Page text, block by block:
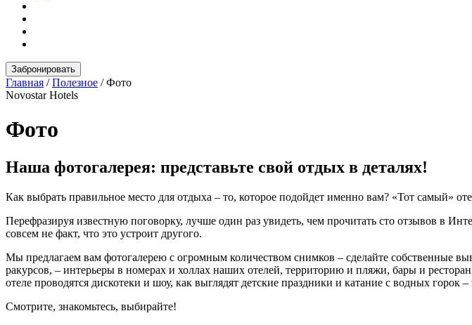
Забронировать
Главная /Полезное /Фото
Novostar Hotels
Фото
Наша фотогалерея: представьте свой отдых в деталях!
Как выбрать правильное место для отдыха – то, которое подойдет именно вам? «Тот самый»
Перефразируя известную поговорку, лучше один раз увидеть, чем прочитать сто отзывов в
совсем не факт, что это устроит другого.
Мы предлагаем вам фотогалерею с огромным количеством снимков – сделайте собственные
ракурсов, – интерьеры в номерах и холлах наших отелей, территорию и пляжи, бары и
отеле проводятся дискотеки и шоу, как выглядят детские праздники и катание с водных горок
Смотрите, знакомьтесь, выбирайте!